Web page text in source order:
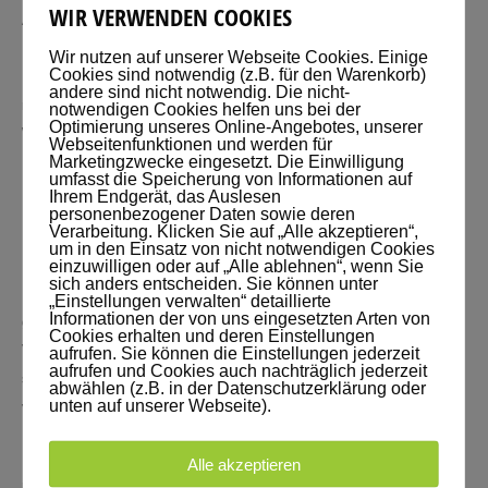
Abstand mächtigste. Aber wir sind auch immer darauf bedacht, beim
Lernen und Informieren immer mehrere Lernkanäle zu aktivieren.
Ein Podcast ist zwar hauptsächlich für die Ohren gedacht, aber er hat
mehrere Vorteile.
Wenn er interessanten Inhalt bringt.
NOTIZEN MACHEN
Falls du nicht gerade Auto fährst- Wie wäre es, wenn du dir beim
Hören Notizen machst?
Dann nimmst du noch mehr Informationen auf und das wäre gehirn-
gerecht.
Vielleicht warst du bereits in einem unsererSeminareund kannst
schon in Mindmap- Form mitschreiben, z.B. mit unserem
vorbereitetenMindmap- Block.
Die Sprache des Moderators ist authentisch. In diesem Podcast wird
WIR VERWENDEN COOKIES
Wir nutzen auf unserer Webseite Cookies. Einige
Cookies sind notwendig (z.B. für den Warenkorb)
andere sind nicht notwendig. Die nicht-
notwendigen Cookies helfen uns bei der
Optimierung unseres Online-Angebotes, unserer
Webseitenfunktionen und werden für
Marketingzwecke eingesetzt. Die Einwilligung
umfasst die Speicherung von Informationen auf
Ihrem Endgerät, das Auslesen
personenbezogener Daten sowie deren
Verarbeitung. Klicken Sie auf „Alle akzeptieren“,
um in den Einsatz von nicht notwendigen Cookies
einzuwilligen oder auf „Alle ablehnen“, wenn Sie
sich anders entscheiden. Sie können unter
„Einstellungen verwalten“ detaillierte
Informationen der von uns eingesetzten Arten von
Cookies erhalten und deren Einstellungen
aufrufen. Sie können die Einstellungen jederzeit
aufrufen und Cookies auch nachträglich jederzeit
abwählen (z.B. in der Datenschutzerklärung oder
unten auf unserer Webseite).
Alle akzeptieren